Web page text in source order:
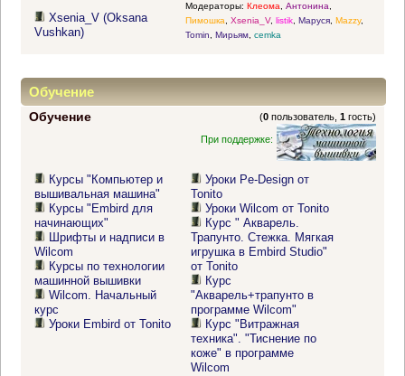
Xsenia_V (Oksana
Vushkan)
Модераторы: Клеома, Антонина,
Пимошка, Xsenia_V, listik, Маруся, Mazzy,
Tomin, Мирьям, cemka
Обучение
Обучение (0 пользователь,1 гость)
При поддержке:
Курсы "Компьютер и
вышивальная машина"
Курсы "Embird для
начинающих"
Шрифты и надписи в
Wilcom
Курсы по технологии
машинной вышивки
Wilcom. Начальный
курс
Уроки Embird от Tonito
Уроки Pe-Design от
Tonito
Уроки Wilcom от Tonito
Курс " Акварель.
Трапунто. Стежка. Мягкая
игрушка в Embird Studio"
от Tonito
Курс
"Акварель+трапунто в
программе Wilcom"
Курс "Витражная
техника". "Тиснение по
коже" в программе
Wilcom